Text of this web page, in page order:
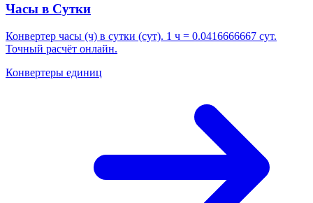
Часы в Сутки
Конвертер часы (ч) в сутки (сут). 1 ч = 0.0416666667 сут.
Точный расчёт онлайн.
Конвертеры единиц